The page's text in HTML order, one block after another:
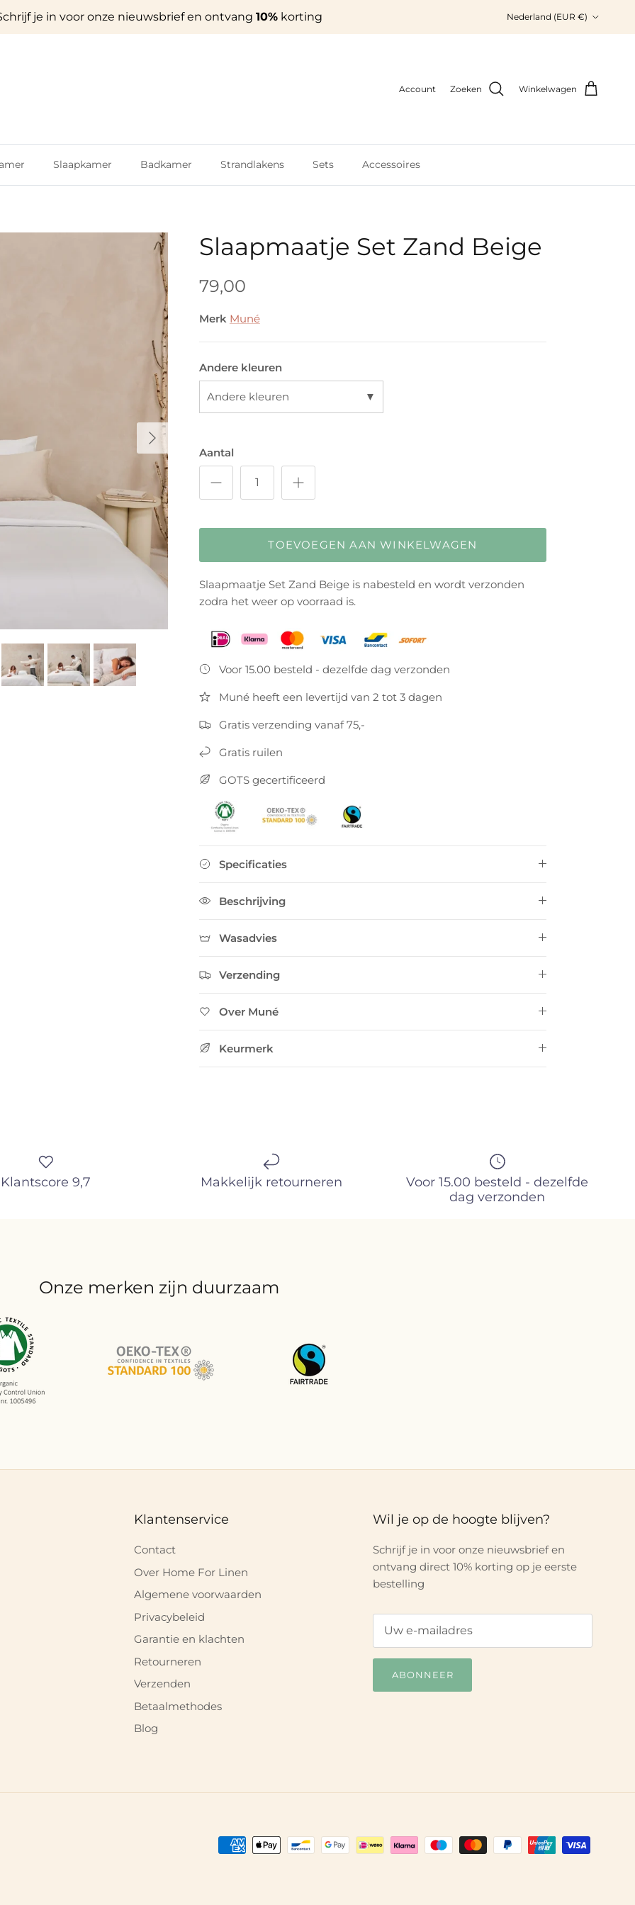
je in voor onze nieuwsbrief en ontvang 10%korting Nederland (EUR €)
Account Zoeken Winkelwagen
Slaapkamer Badkamer Strandlakens Sets Accessoires
Volgende
Slaapmaatje Set Zand Beige
79,00
Merk Muné
Andere kleuren
Andere kleuren ▼
Aantal
TOEVOEGEN AAN WINKELWAGEN
Slaapmaatje Set Zand Beigeis nabesteld en wordt verzonden
zodra het weer op voorraad is.
Voor 15.00 besteld - dezelfde dag verzonden
Muné heeft een levertijd van 2 tot 3 dagen
Gratis verzending vanaf 75,-
Gratis ruilen
GOTS gecertificeerd
Specificaties
Beschrijving
Wasadvies
Verzending
Over Muné
Keurmerk
Klantscore 9,7 Makkelijk retourneren
Voor 15.00 besteld - dezelfde
dag verzonden
Onze merken zijn duurzaam
Klantenservice
Contact
Over Home For Linen
Algemene voorwaarden
Privacybeleid
Garantie en klachten
Retourneren
Verzenden
Betaalmethodes
Blog
Wil je op de hoogte blijven?
Schrijf je in voor onze nieuwsbrief en
ontvang direct 10% korting op je eerste
bestelling
ABONNEER
Ontvang 10% korting op je eerste
bestelling
Schrijf je nu in voor onze nieuwsbrief en ontvang exclusieve
updates, aanbiedingen én direct 10% korting op je eerste